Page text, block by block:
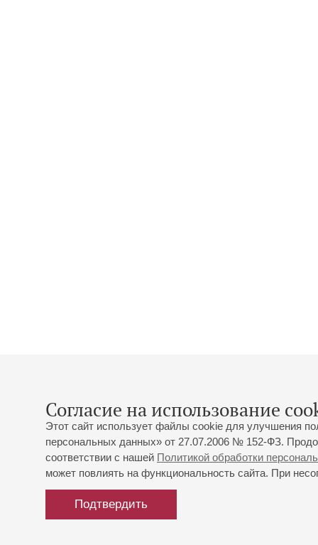
Согласие на использование
Этот сайт использует файлы cookie для улучшения
персональных данных» от 27.07.2006 № 152-ФЗ.
соответствии с нашей Политикой обработки
может повлиять на функциональность сайта. При
Подтвердить